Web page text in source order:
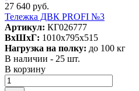
27 640 руб.
Тележка ДВК PROFI №3
Артикул: КГ026777
ВxШxГ: 1010x795x515
Нагрузка на полку: до 100 кг
В наличии - 25 шт.
В корзину